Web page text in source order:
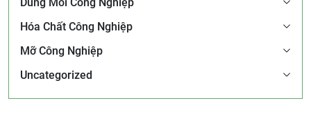
Hóa Chất Công Nghiệp
Mỡ Công Nghiệp
Uncategorized